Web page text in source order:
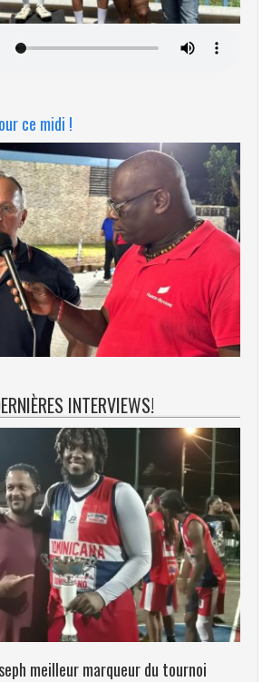
ce midi !
INTERVIEWS!
meilleur marqueur du tournoi